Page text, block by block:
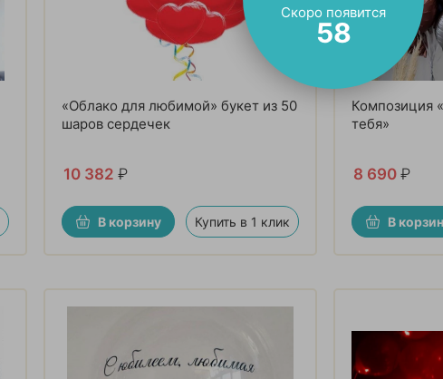
«Облако для любимой» букет из 50
шаров сердечек
10 382 ₽
В корзину Купить в 1 клик
Композиция
тебя»
8 690 ₽
В
Скоро появится
57